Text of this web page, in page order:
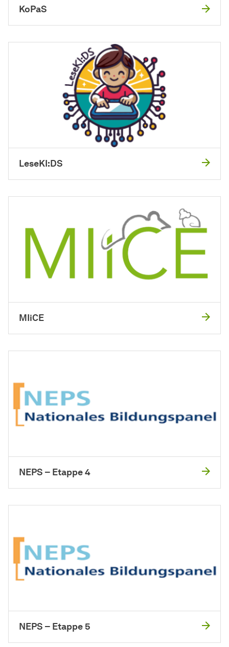
KoPaS
LeseKI:DS
MIiCE
NEPS – Etappe 4
NEPS – Etappe 5